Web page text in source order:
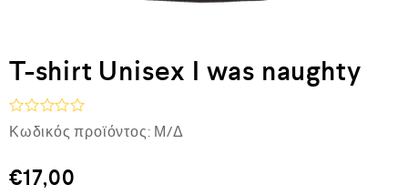
T-shirt Unisex I was naughty
Β
α
μ
ο
Κωδικός προϊόντος: Μ/Δ
€17,00